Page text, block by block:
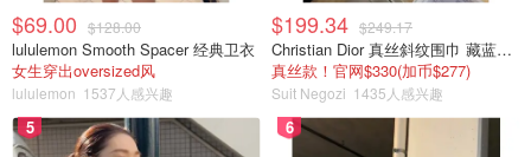
$69.00 $128.00
lululemon Smooth Spacer 经典卫衣
女生穿出oversized风
lululemon 1537人感兴趣
$199.34 $249.17
Christian Dior 真丝斜纹围巾 藏蓝米色
真丝款！官网$330(加币$277)
Suit Negozi 1435人感兴趣
5 6